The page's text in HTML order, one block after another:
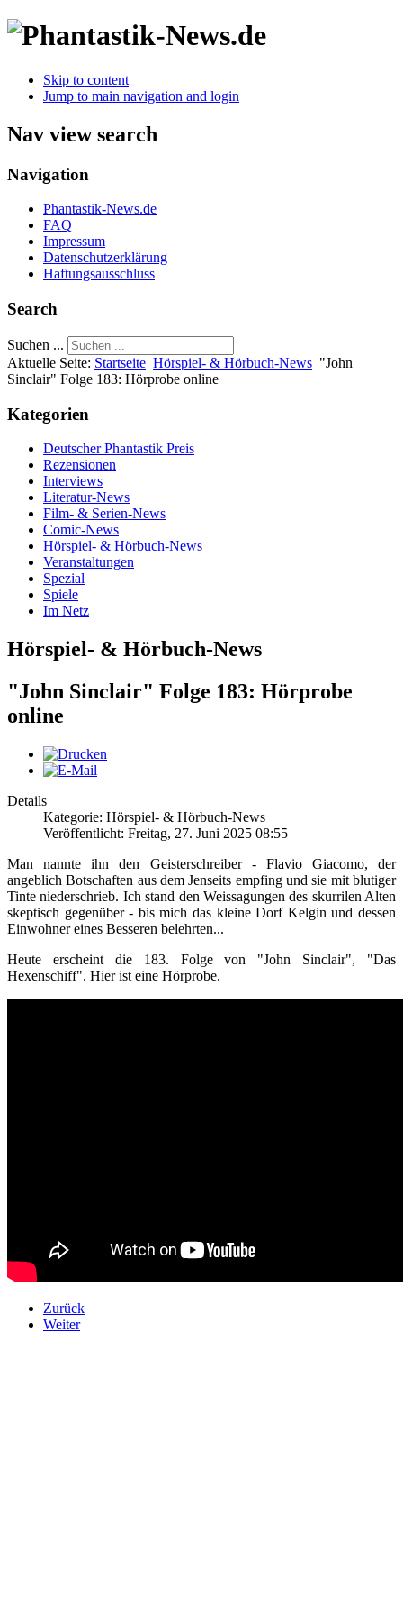
Skip to content
Jump to main navigation and login
Nav view search
Navigation
Phantastik-News.de
FAQ
Impressum
Datenschutzerklärung
Haftungsausschluss
Search
Suchen ...
Aktuelle Seite: Startseite Hörspiel- & Hörbuch-News "John
Sinclair" Folge 183: Hörprobe online
Kategorien
Deutscher Phantastik Preis
Rezensionen
Interviews
Literatur-News
Film- & Serien-News
Comic-News
Hörspiel- & Hörbuch-News
Veranstaltungen
Spezial
Spiele
Im Netz
Hörspiel- & Hörbuch-News
"John Sinclair" Folge 183: Hörprobe
online
Details
Kategorie: Hörspiel- & Hörbuch-News
Veröffentlicht: Freitag, 27. Juni 2025 08:55
Man nannte ihn den Geisterschreiber - Flavio Giacomo, der
angeblich Botschaften aus dem Jenseits empfing und sie mit blutiger
Tinte niederschrieb. Ich stand den Weissagungen des skurrilen Alten
skeptisch gegenüber - bis mich das kleine Dorf Kelgin und dessen
Einwohner eines Besseren belehrten...
Heute erscheint die 183. Folge von "John Sinclair", "Das
Hexenschiff". Hier ist eine Hörprobe.
Zurück
Weiter